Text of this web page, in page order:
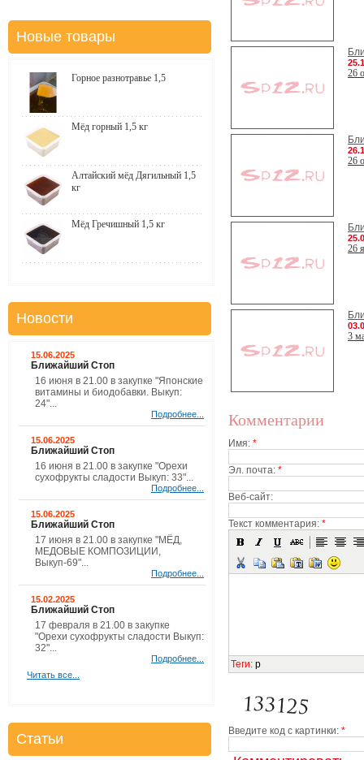
26
26
26
3
Комментарии
Имя: *
Эл. почта: *
Веб-сайт:
Текст комментария: *
Теги: p
Введите код с картинки: *
Новые товары
Горное разнотравье 1,5
Мёд горный 1,5 кг
Алтайский мёд Дягильный 1,5
кг
Мёд Гречишный 1,5 кг
Новости
15.06.2025
Ближайший Стоп
16 июня в 21.00 в закупке "Японские
витамины и биодобавки. Выкуп:
24"...
Подробнее...
15.06.2025
Ближайший Стоп
16 июня в 21.00 в закупке "Орехи
сухофрукты сладости Выкуп: 33"...
Подробнее...
15.06.2025
Ближайший Стоп
17 июня в 21.00 в закупке "МЁД,
МЕДОВЫЕ КОМПОЗИЦИИ,
Выкуп-69"...
Подробнее...
15.02.2025
Ближайший Стоп
17 февраля в 21.00 в закупке
"Орехи сухофрукты сладости Выкуп:
32"...
Подробнее...
Читать все...
Статьи